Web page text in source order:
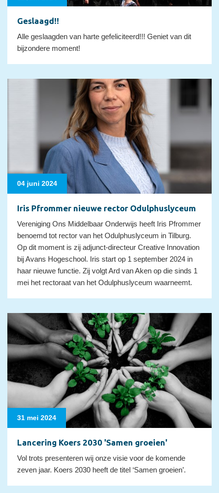
Geslaagd!!
Alle geslaagden van harte gefeliciteerd!!! Geniet van dit
bijzondere moment!
04 juni 2024
Iris Pfrommer nieuwe rector Odulphuslyceum
Vereniging Ons Middelbaar Onderwijs heeft Iris Pfrommer
benoemd tot rector van het Odulphuslyceum in Tilburg.
Op dit moment is zij adjunct-directeur Creative Innovation
bij Avans Hogeschool. Iris start op 1 september 2024 in
haar nieuwe functie. Zij volgt Ard van Aken op die sinds 1
mei het rectoraat van het Odulphuslyceum waarneemt.
31 mei 2024
Lancering Koers 2030 'Samen groeien'
Vol trots presenteren wij onze visie voor de komende
zeven jaar. Koers 2030 heeft de titel ‘Samen groeien’.